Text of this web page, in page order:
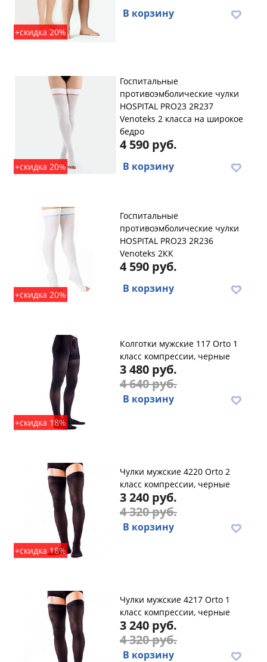
+скидка 20%
В корзину
+скидка 20%
Госпитальные
противоэмболические чулки
HOSPITAL PRO23 2R237
Venoteks 2 класса на широкое
бедро
4 590 руб.
В корзину
+скидка 20%
Госпитальные
противоэмболические чулки
HOSPITAL PRO23 2R236
Venoteks 2КК
4 590 руб.
В корзину
+скидка 18%
Колготки мужские 117 Orto 1
класс компрессии, черные
3 480 руб.
4 640 руб.
В корзину
+скидка 18%
Чулки мужские 4220 Orto 2
класс компрессии, черные
3 240 руб.
4 320 руб.
В корзину
Чулки мужские 4217 Orto 1
класс компрессии, черные
3 240 руб.
4 320 руб.
В корзину